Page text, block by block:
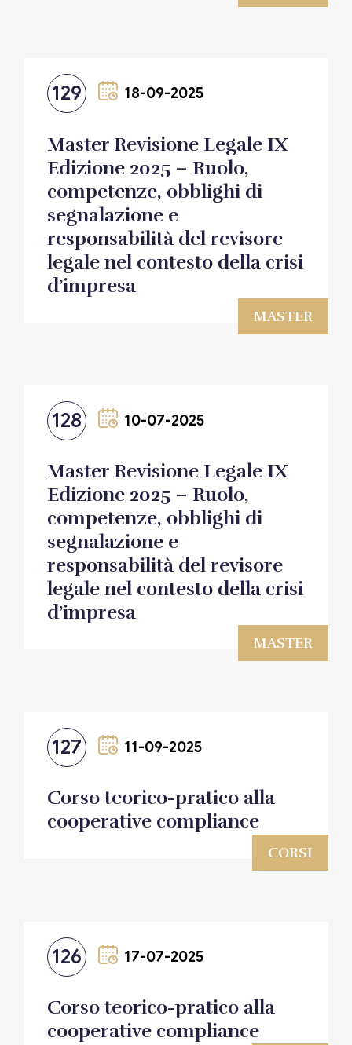
129 18-09-2025
MASTER
Master Revisione Legale IX
Edizione 2025 – Ruolo,
competenze, obblighi di
segnalazione e
responsabilità del revisore
legale nel contesto della crisi
d’impresa
128 10-07-2025
MASTER
Master Revisione Legale IX
Edizione 2025 – Ruolo,
competenze, obblighi di
segnalazione e
responsabilità del revisore
legale nel contesto della crisi
d’impresa
127 11-09-2025
CORSI
Corso teorico-pratico alla
cooperative compliance
126 17-07-2025
Corso teorico-pratico alla
cooperative compliance